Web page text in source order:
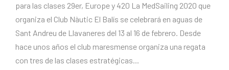
para las clases 29er, Europe y 420 La MedSailing 2020 que
organiza el Club Nàutic El Balís se celebrará en aguas de
Sant Andreu de Llavaneres del 13 al 16 de febrero. Desde
hace unos años el club maresmense organiza una regata
con tres de las clases estratégicas...